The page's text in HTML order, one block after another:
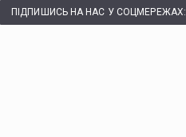
ПІДПИШИСЬ НА НАС У СОЦМЕРЕЖАХ: